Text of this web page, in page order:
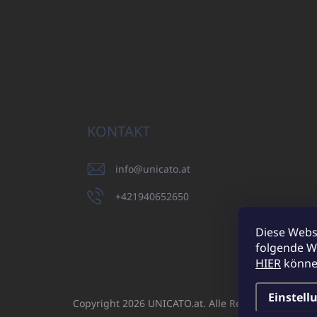
Diese
folgende
HIER
KONTAKT
info@unicato.at
+421940652650
UNICATO.sk
Copyright 2026 UNICATO.at. Alle Rechte